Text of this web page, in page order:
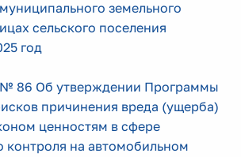
земельного
сельского поселения
год
86 Об утверждении Программы
причинения вреда (ущерба)
ценностям в сфере
контроля на автомобильном